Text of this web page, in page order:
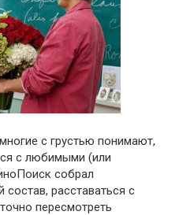
с грустью понимают,
с любимыми (или
собрал
состав, расставаться с
пересмотреть